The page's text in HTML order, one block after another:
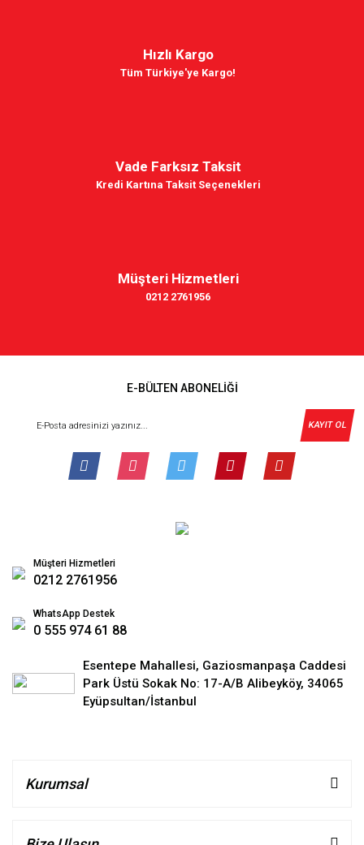
Hızlı Kargo
Tüm Türkiye'ye Kargo!
Vade Farksız Taksit
Kredi Kartına Taksit Seçenekleri
Müşteri Hizmetleri
0212 2761956
E-BÜLTEN ABONELİĞİ
KAYIT OL
Müşteri Hizmetleri
0212 2761956
WhatsApp Destek
0 555 974 61 88
Esentepe Mahallesi, Gaziosmanpaşa Caddesi
Park Üstü Sokak No: 17-A/B Alibeyköy, 34065
Eyüpsultan/İstanbul
Kurumsal